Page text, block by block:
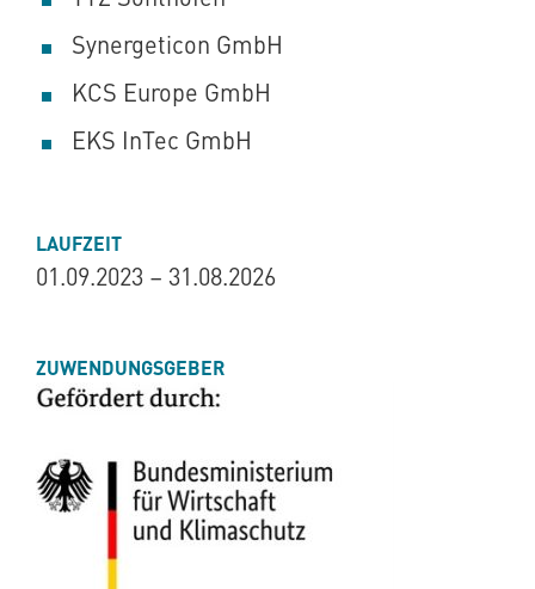
Synergeticon GmbH
KCS Europe GmbH
EKS InTec GmbH
LAUFZEIT
01.09.2023 – 31.08.2026
ZUWENDUNGSGEBER